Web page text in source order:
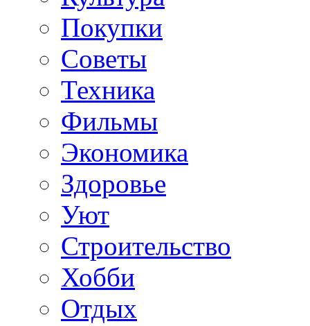
Покупки
Советы
Техника
Фильмы
Экономика
Здоровье
Уют
Строительство
Хобби
Отдых